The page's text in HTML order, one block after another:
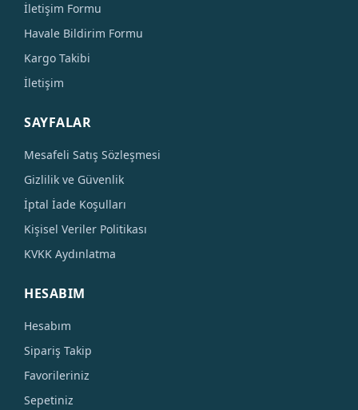
İletişim Formu
Havale Bildirim Formu
Kargo Takibi
İletişim
SAYFALAR
Mesafeli Satış Sözleşmesi
Gizlilik ve Güvenlik
İptal İade Koşulları
Kişisel Veriler Politikası
KVKK Aydınlatma
HESABIM
Hesabım
Sipariş Takip
Favorileriniz
Sepetiniz